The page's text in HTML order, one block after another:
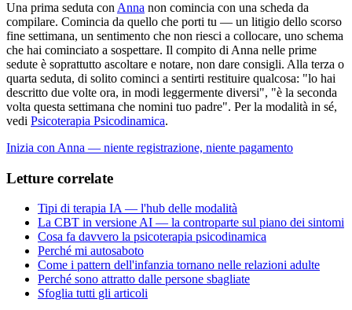
Una prima seduta con Anna non comincia con una scheda da
compilare. Comincia da quello che porti tu — un litigio dello scorso
fine settimana, un sentimento che non riesci a collocare, uno schema
che hai cominciato a sospettare. Il compito di Anna nelle prime
sedute è soprattutto ascoltare e notare, non dare consigli. Alla terza o
quarta seduta, di solito cominci a sentirti restituire qualcosa: "lo hai
descritto due volte ora, in modi leggermente diversi", "è la seconda
volta questa settimana che nomini tuo padre". Per la modalità in sé,
vedi Psicoterapia Psicodinamica.
Inizia con Anna — niente registrazione, niente pagamento
Letture correlate
Tipi di terapia IA — l'hub delle modalità
La CBT in versione AI — la controparte sul piano dei sintomi
Cosa fa davvero la psicoterapia psicodinamica
Perché mi autosaboto
Come i pattern dell'infanzia tornano nelle relazioni adulte
Perché sono attratto dalle persone sbagliate
Sfoglia tutti gli articoli